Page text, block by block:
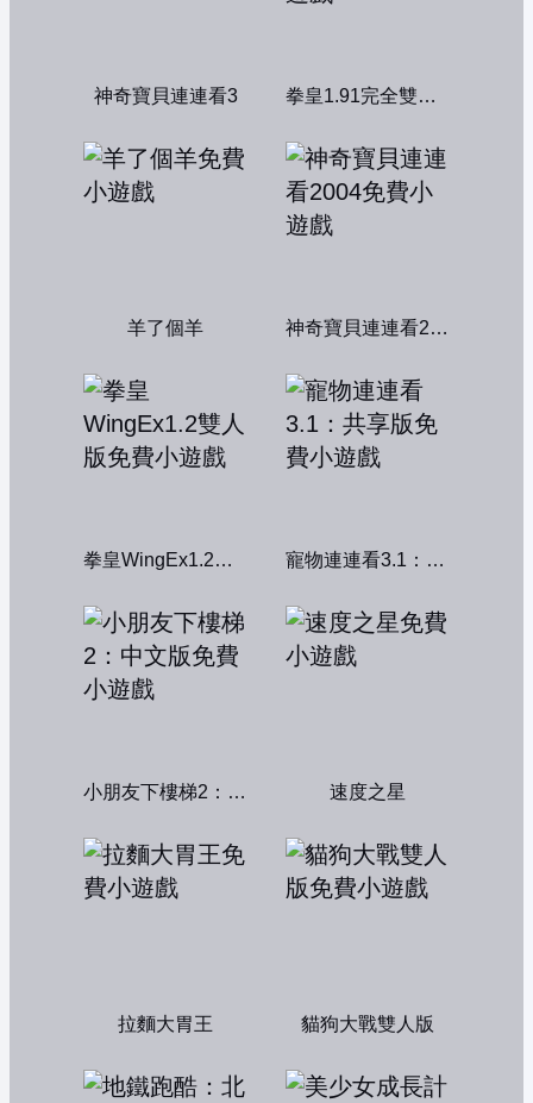
神奇寶貝連連看3 拳皇1.91完全雙人版
羊了個羊 神奇寶貝連連看2004
拳皇WingEx1.2雙人版 寵物連連看3.1：共享版
小朋友下樓梯2：中文版 速度之星
拉麵大胃王 貓狗大戰雙人版